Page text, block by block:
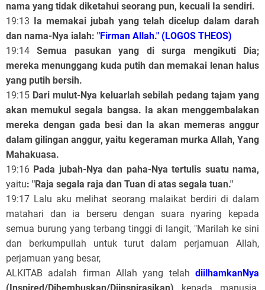
nama yang tidak diketahui seorang pun, kecuali Ia sendiri.
19:13 Ia memakai jubah yang telah dicelup dalam darah
dan nama-Nya ialah: "Firman Allah." (LOGOS THEOS)
19:14Semua pasukan yang di surga mengikuti Dia;
mereka menunggang kuda putih dan memakai lenan halus
yang putih bersih.
19:15 Dari mulut-Nya keluarlah sebilah pedang tajam yang
akan memukul segala bangsa. Ia akan menggembalakan
mereka dengan gada besi dan Ia akan memeras anggur
dalam gilingan anggur, yaitu kegeraman murka Allah, Yang
Mahakuasa.
19:16 Pada jubah-Nya dan paha-Nya tertulis suatu nama,
yaitu: "Raja segala raja dan Tuan di atas segala tuan."
19:17 Lalu aku melihat seorang malaikat berdiri di dalam
matahari dan ia berseru dengan suara nyaring kepada
semua burung yang terbang tinggi di langit, "Marilah ke sini
dan berkumpullah untuk turut dalam perjamuan Allah,
perjamuan yang besar,
ALKITAB adalah firman Allah yang telah diilhamkanNya